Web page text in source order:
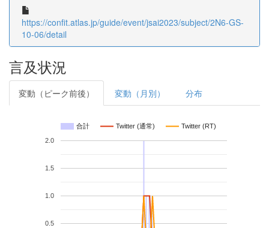
https://confit.atlas.jp/guide/event/jsai2023/subject/2N6-GS-
10-06/detail
言及状況
変動（ピーク前後） 変動（月別） 分布
合計 Twitter (通常) Twitter (RT)
0.5
1.0
1.5
2.0